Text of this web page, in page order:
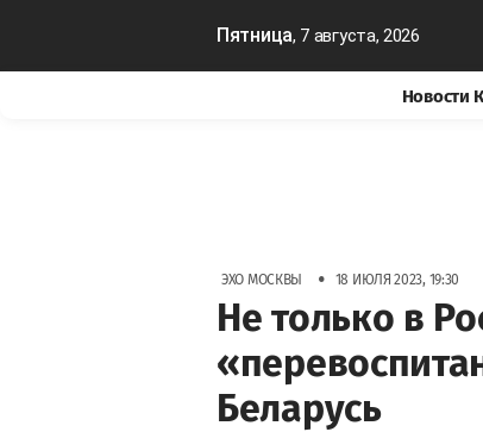
Пятница, 7 августа, 2026
Новости
ЭХО МОСКВЫ • 18 ИЮЛЯ 2023, 19:30
Не только в
Беларусь